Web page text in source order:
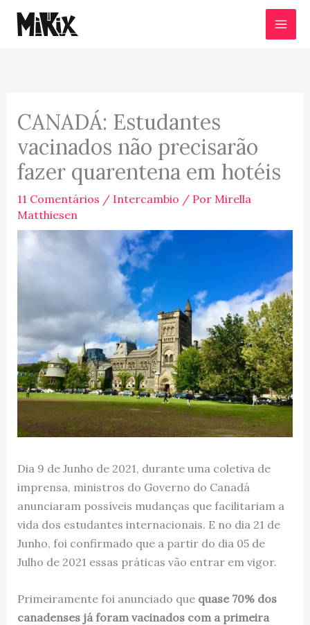
para
CANADÁ: Estudantes
vacinados não precisarão
fazer quarentena em hotéis
11 Comentários / Intercambio / Por Mirella
Matthiesen
Dia 9 de Junho de 2021, durante uma coletiva de
imprensa, ministros do Governo do Canadá
anunciaram possíveis mudanças que facilitariam a
vida dos estudantes internacionais. E no dia 21 de
Junho, foi confirmado que a partir do dia 05 de
Julho de 2021 essas práticas vão entrar em vigor.
Primeiramente foi anunciado que quase 70% dos
canadenses já foram vacinados com a primeira